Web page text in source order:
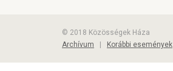
© 2018 Közösségek Háza
Archívum
Korábbi események